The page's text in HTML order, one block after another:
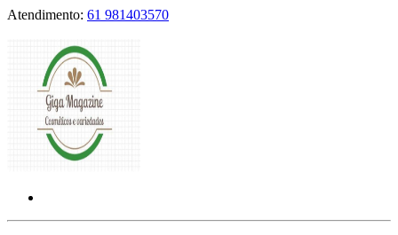
Atendimento: 61 981403570